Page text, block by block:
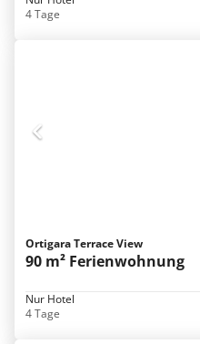
4 Tage
Ortigara Terrace View
90 m² Ferienwohnung
Nur Hotel
4 Tage